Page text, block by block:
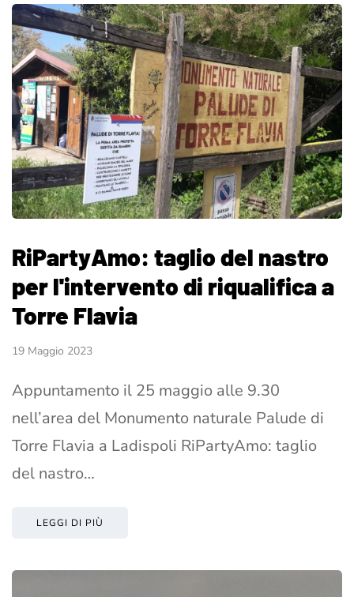
RiPartyAmo: taglio del nastro
per l'intervento di riqualifica a
Torre Flavia
19 Maggio 2023
Appuntamento il 25 maggio alle 9.30
nell’area del Monumento naturale Palude di
Torre Flavia a Ladispoli RiPartyAmo: taglio
del nastro…
LEGGI DI PIÙ